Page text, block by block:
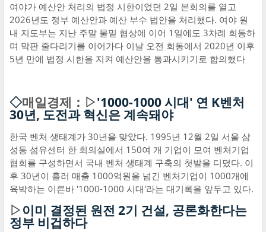
여야가 예산안 처리의 법정 시한이었던 2일 본회의를 열고
2026년도 정부 예산안과 예산 부수 법안을 처리했다. 여야 원
내 지도부는 지난 주말 물밑 협상에 이어 1일에도 3차례 회동하
며 막판 줄다리기를 이어가다 이날 오전 회동에서 2020년 이후
5년 만에 법정 시한을 지켜 예산안을 통과시키기로 합의했다
◇매일경제：▷'1000-1000 시대' 연 K벤처
30년, 도전과 혁신은 계속돼야
한국 벤처 생태계가 30년을 맞았다. 1995년 12월 2일 서울 삼
성동 섬유센터 한 회의실에서 150여 개 기업이 모여 벤처기업
협회를 구성하면서 국내 벤처 생태계 구축의 첫발을 디뎠다. 이
후 30년이 흘러 매출 1000억원을 넘긴 벤처기업이 1000개에
육박하는 이른바 '1000-1000 시대'라는 대기록을 앞두고 있다.
▷이미 결정된 원전 2기 건설, 공론화한다는
정부 비겁하다